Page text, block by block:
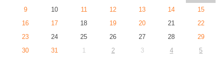
9
10 11 12 13 14
15
16
17 18 19 20 21
22
23
24 25 26 27 28
29
30
31 1 2 3 4 5